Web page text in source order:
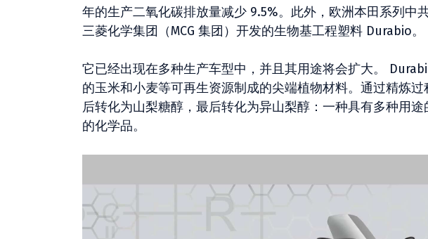
年的生产二氧化碳排放量减少 9.5%。此外，欧洲本田系列中
三菱化学集团（MCG 集团）开发的生物基工程塑料 Durabio。
它已经出现在多种生产车型中，并且其用途将会扩大。
的玉米和小麦等可再生资源制成的尖端植物材料。通过精炼
后转化为山梨糖醇，最后转化为异山梨醇：一种具有多种用
的化学品。